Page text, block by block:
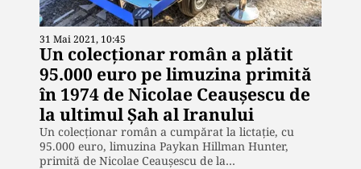
31 Mai 2021, 10:45
Un colecționar român a plătit
95.000 euro pe limuzina primită
în 1974 de Nicolae Ceaușescu de
la ultimul Șah al Iranului
Un colecționar român a cumpărat la lictație, cu
95.000 euro, limuzina Paykan Hillman Hunter,
primită de Nicolae Ceaușescu de la…